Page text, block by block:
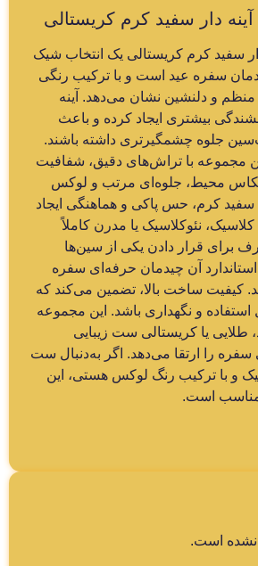
دار سفید کرم کریستالی
سفید کرم کریستالی یک انتخاب شیک
سفره عید است و با ترکیب رنگی
منظم و دلنشین نشان می‌دهد. آینه‌
بیشتری ایجاد کرده و باعث
جلوه چشمگیرتری داشته باشند.
مجموعه با تراش‌های دقیق، شفافیت
محیط، جلوه‌ای مرتب و لوکس
سفید کرم، حس پاکی و هماهنگی ایجاد
نئوکلاسیک یا مدرن کاملاً
برای قرار دادن یکی از سین‌ها
آن چیدمان حرفه‌ای سفره
کیفیت ساخت بالا، تضمین می‌کند که
و نگهداری باشد. این مجموعه
طلایی یا کریستالی ست زیبایی
را ارتقا می‌دهد. اگر به‌دنبال ست
و با ترکیب رنگ لوکس هستی، این
مناسب است.
نشده است.